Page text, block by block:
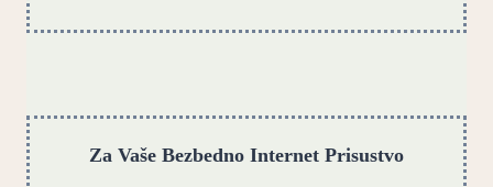
Za Vaše Bezbedno Internet Prisustvo